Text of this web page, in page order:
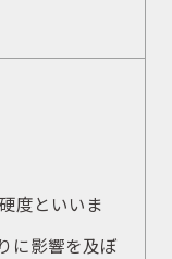
度といいま
に影響を及ぼ